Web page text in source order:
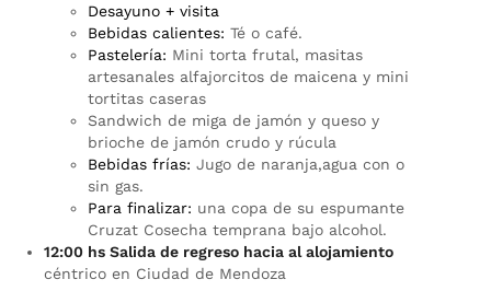
Desayuno + visita
Bebidas calientes: Té o café.
Pastelería: Mini torta frutal, masitas
artesanales alfajorcitos de maicena y mini
tortitas caseras
Sandwich de miga de jamón y queso y
brioche de jamón crudo y rúcula
Bebidas frías: Jugo de naranja,agua con o
sin gas.
Para finalizar: una copa de su espumante
Cruzat Cosecha temprana bajo alcohol.
12:00 hs Salida de regreso hacia al alojamiento
céntrico en Ciudad de Mendoza